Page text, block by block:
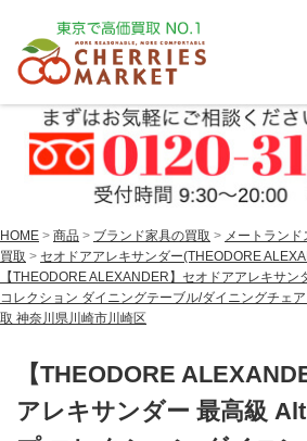
HOME > 商品 > ブランド家具の買取 > メートラン
買取 > セオドアアレキサンダー(THEODORE
【THEODORE ALEXANDER】セオドアアレキサ
コレクション ダイニングテーブル/ダイニングチェ
取 神奈川県川崎市川崎区
【THEODORE
アレキサンダー 最高級